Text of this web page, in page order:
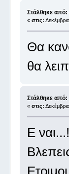
Στάλθηκε από:
« στις:
Θα
θα
Στάλθηκε
« στις:
Ε ναι...!